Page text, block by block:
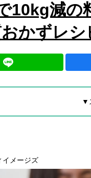
10kg減の
かずレシ
▼
イメージズ